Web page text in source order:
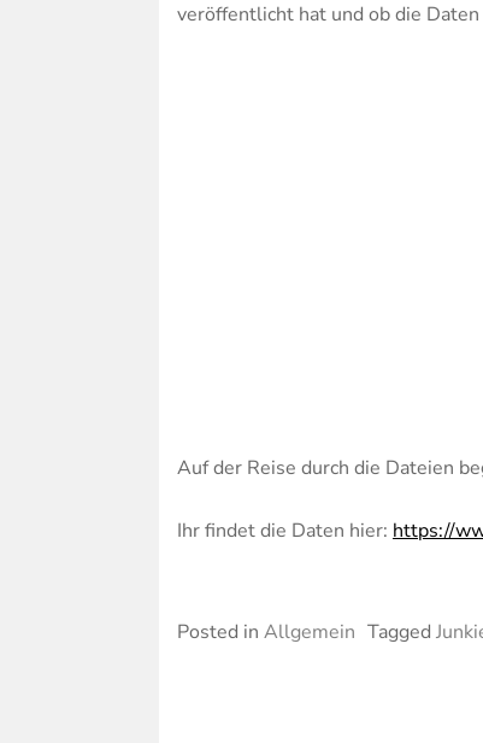
veröffentlicht hat und ob die
Auf der Reise durch die Dateien
Ihr findet die Daten hier: https://
Posted in Allgemein Tagged